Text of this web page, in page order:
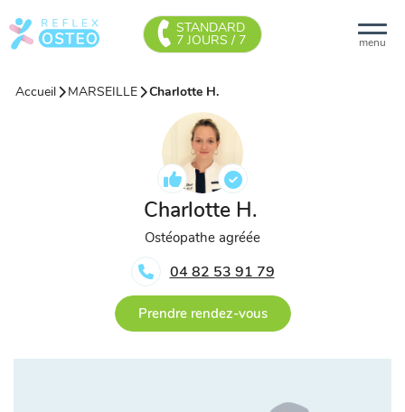
menu
STANDARD
7 JOURS / 7
Accueil MARSEILLE Charlotte H.
Charlotte H.
Ostéopathe agréée
04 82 53 91 79
Prendre rendez-vous